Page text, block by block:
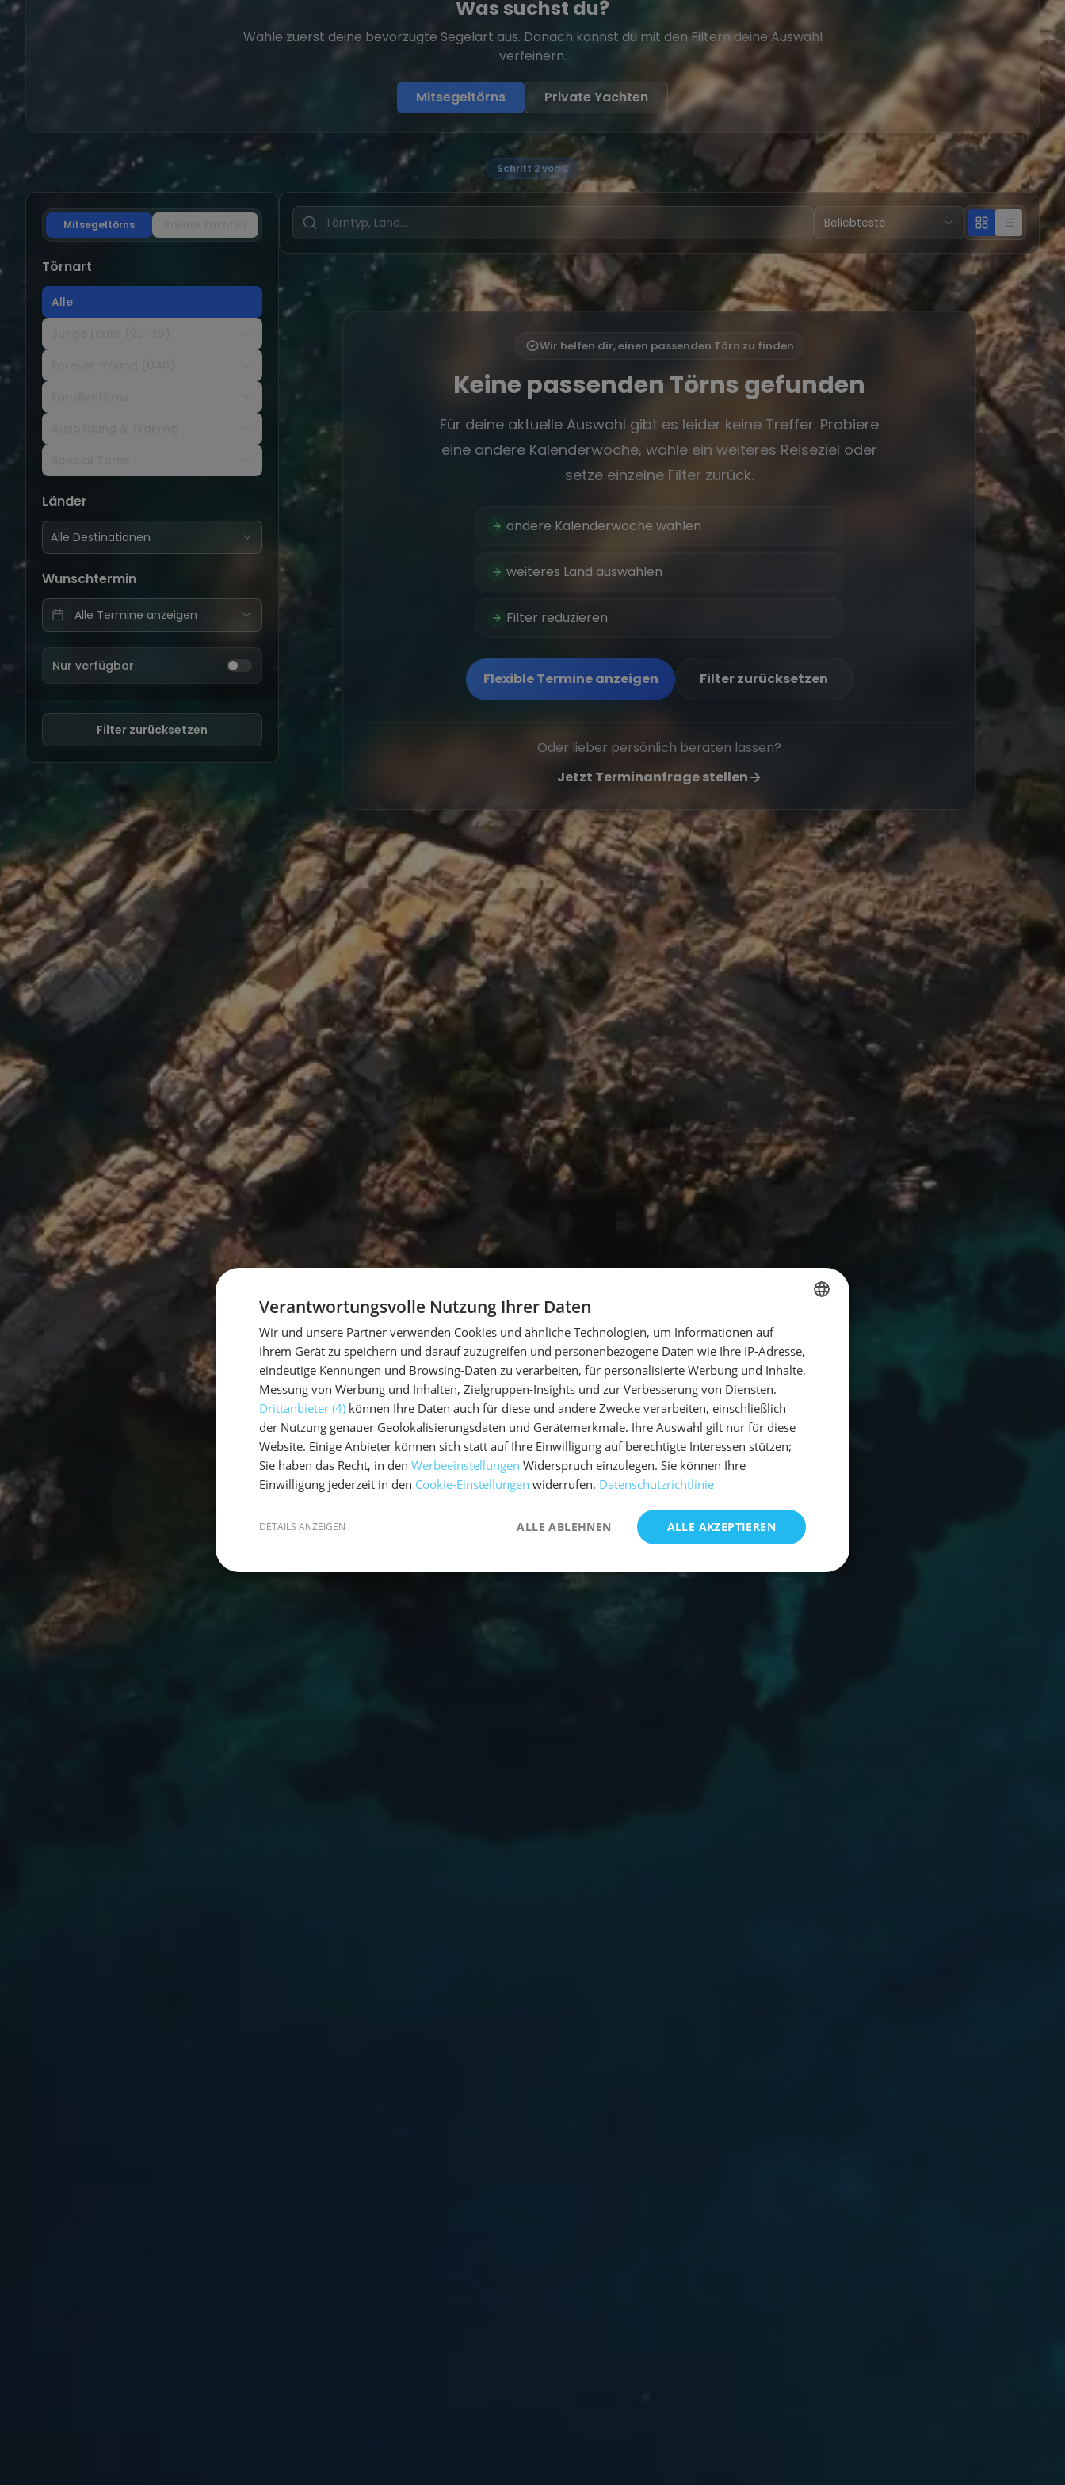
Was suchst du?
Wähle zuerst deine bevorzugte Segelart aus. Danach kannst du mit den Filtern deine Auswahl
verfeinern.
Mitsegeltörns Private Yachten
Schritt 2 von 2
Mitsegeltörns
Törnart
Alle
Länder
Alle Destinationen
Wunschtermin
Nur verfügbar
Filter zurücksetzen
Wir helfen dir, einen passenden Törn zu finden
Keine passenden Törns gefunden
Für deine aktuelle Auswahl gibt es leider keine Treffer. Probiere
eine andere Kalenderwoche, wähle ein weiteres Reiseziel oder
setze einzelne Filter zurück.
andere Kalenderwoche wählen
weiteres Land auswählen
Filter reduzieren
Flexible Termine anzeigen Filter zurücksetzen
Oder lieber persönlich beraten lassen?
Jetzt Terminanfrage stellen
GERMAN
Verantwortungsvolle Nutzung Ihrer Daten
Wir und unsere Partner verwenden Cookies und ähnliche Technologien, um Informationen auf
Ihrem Gerät zu speichern und darauf zuzugreifen und personenbezogene Daten wie Ihre IP-Adresse,
eindeutige Kennungen und Browsing-Daten zu verarbeiten, für personalisierte Werbung und Inhalte,
Messung von Werbung und Inhalten, Zielgruppen-Insights und zur Verbesserung von Diensten.
Drittanbieter (4) können Ihre Daten auch für diese und andere Zwecke verarbeiten, einschließlich
der Nutzung genauer Geolokalisierungsdaten und Gerätemerkmale. Ihre Auswahl gilt nur für diese
Website. Einige Anbieter können sich statt auf Ihre Einwilligung auf berechtigte Interessen stützen;
Sie haben das Recht, in den Werbeeinstellungen Widerspruch einzulegen. Sie können Ihre
Einwilligung jederzeit in den Cookie-Einstellungen widerrufen. Datenschutzrichtlinie
ALLE AKZEPTIEREN
ALLE ABLEHNEN
DETAILS ANZEIGEN